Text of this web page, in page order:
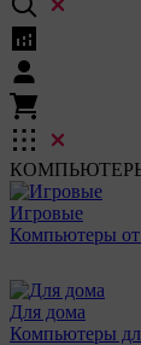
Игровые
Компьютеры от
Для дома
Компьютеры